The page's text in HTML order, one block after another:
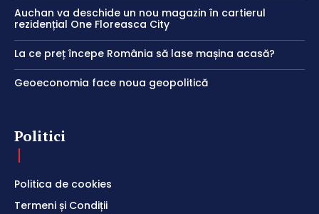
Auchan va deschide un nou magazin în cartierul
rezidențial One Floreasca City
La ce preț începe România să lase mașina acasă?
Geoeconomia face noua geopolitică
Politici
Politica de cookies
Termeni și Condiții